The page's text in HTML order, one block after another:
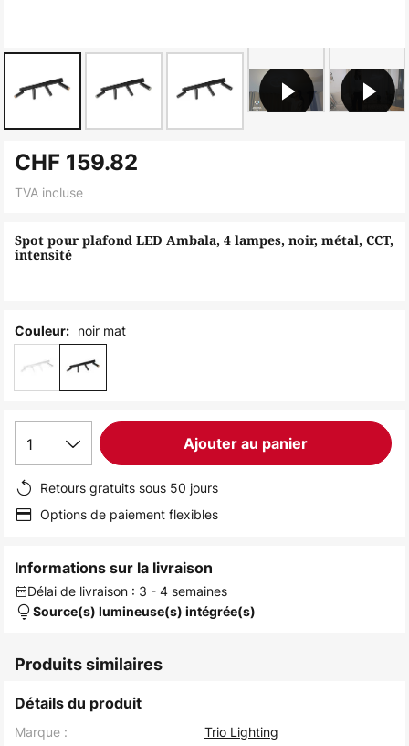
to
the
of
the
Spot pour plafond LED Ambala, 4 lampes, noir, métal, CCT,
intensité
CHF 159.82
TVA incluse
Couleur: noir mat
1 Ajouter au panier
Retours gratuits sous 50 jours
Options de paiement flexibles
Informations sur la livraison
Délai de livraison : 3 - 4 semaines
Source(s) lumineuse(s) intégrée(s)
Produits similaires
Détails du produit
Marque :
Trio Lighting